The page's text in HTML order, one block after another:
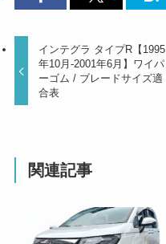
インテグラ タイプR【1995
年10月-2001年6月】ワイパ
ーゴム / ブレードサイズ適
合表
関連記事